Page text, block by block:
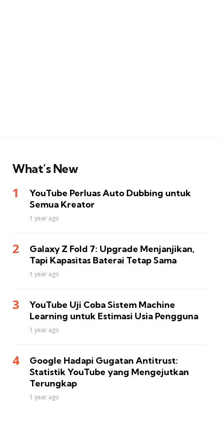
What’s New
YouTube Perluas Auto Dubbing untuk
Semua Kreator
1 year ago
Galaxy Z Fold 7: Upgrade Menjanjikan,
Tapi Kapasitas Baterai Tetap Sama
1 year ago
YouTube Uji Coba Sistem Machine
Learning untuk Estimasi Usia Pengguna
1 year ago
Google Hadapi Gugatan Antitrust:
Statistik YouTube yang Mengejutkan
Terungkap
1 year ago